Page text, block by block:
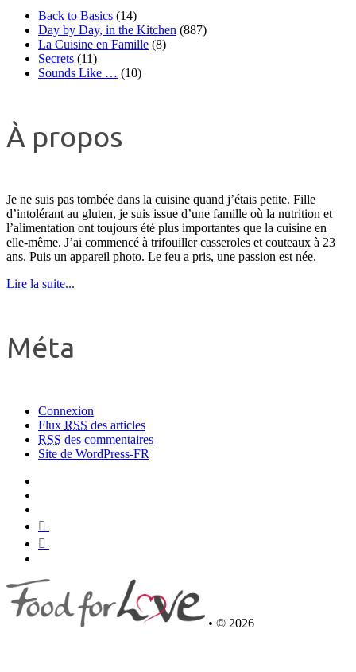
Back to Basics (14)
Day by Day, in the Kitchen (887)
La Cuisine en Famille (8)
Secrets (11)
Sounds Like … (10)
À propos
Je ne suis pas tombée dans la cuisine quand j’étais petite. Fille
d’intolérant au gluten, je suis issue d’une famille où la nutrition et
l’alimentation ont toujours été plus importantes que la cuisine en
elle-même. J’ai commencé à trifouiller casseroles et couteaux à 23
ans. Puis un appareil photo. Le feu a pris, une passion est née.
Lire la suite...
Méta
Connexion
Flux RSS des articles
RSS des commentaires
Site de WordPress-FR
• © 2026